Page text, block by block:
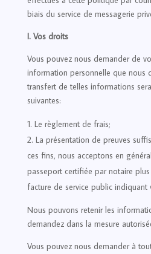
biais du service de messagerie
I. Vos droits
Vous pouvez nous demander de
information personnelle que nous
transfert de telles informations
suivantes:
Le règlement de frais;
La présentation de preuves
ces fins, nous acceptons en
passeport certifiée par notaire
facture de service public indiquant
Nous pouvons retenir les
demandez dans la mesure
Vous pouvez nous demander à